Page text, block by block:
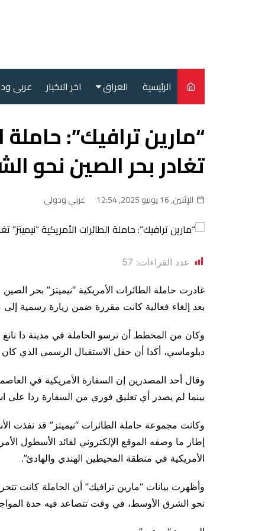
الرئيسية العراق
سياسة
محليات
اخر الاخبار عربي
“مارين ترافيك”: حاملة
تغادر بحر الصين نحو
الإثنين, 16 يونيو 2025, 12:54 عربي ودولي
عدد القراءات: 57
غادرت حاملة الطائرات الأمريكية “نيميتز” بحر
بعد إلغاء فعالية كانت مقررة ضمن زيارة رسمية
وكان من المخطط أن ترسو الحاملة في مدينة دا
دبلوماسي، أكدا أن حفل الاستقبال الرسمي الذي كان مزمعا عقده في
وقال أحد المصدرين إن السفارة الأمريكية في
بينما لم يصدر أي تعليق فوري من السفارة ردا على
وكانت مجموعة حاملة الطائرات “نيميتز” قد نفذت
إطار ما وصفه الموقع الإلكتروني لقائد الأسطول
الأمريكية في منطقة المحيطين الهندي والهادئ”.
وأظهرت بيانات “مارين ترافيك” أن الحاملة كانت
نحو الشرق الأوسط، في وقت تتصاعد فيه حدة